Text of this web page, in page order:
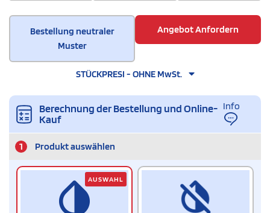
Bestellung neutraler
Muster
Angebot Anfordern
STÜCKPRESI - OHNE MwSt.
Berechnung der Bestellung und Online-
Kauf
Info
1 Produkt auswählen
AUSWAHL